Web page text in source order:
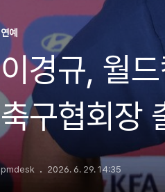
연예
이경규, 월
축구협회장
pmdesk 2026. 6. 29. 14:35